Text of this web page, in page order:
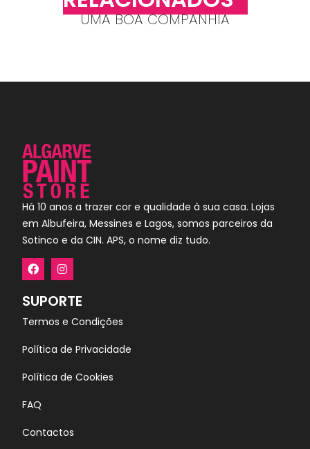
UMA BOA COMPANHIA
Há 10 anos a trazer cor e qualidade à sua casa. Lojas
em Albufeira, Messines e Lagos, somos parceiros da
Sotinco e da CIN. APS, o nome diz tudo.
SUPORTE
Termos e Condições
Política de Privacidade
Política de Cookies
FAQ
Contactos